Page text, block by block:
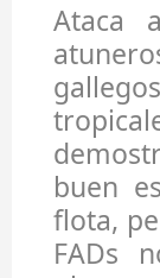
Ataca
buen
flota,
FADs